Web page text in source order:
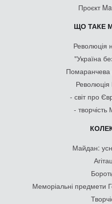
Проєкт
ЩО ТАКЕ
Революція
"Україна
Помаранчева
Революція
- світ про
-
Майдан:
Меморіальні предмети